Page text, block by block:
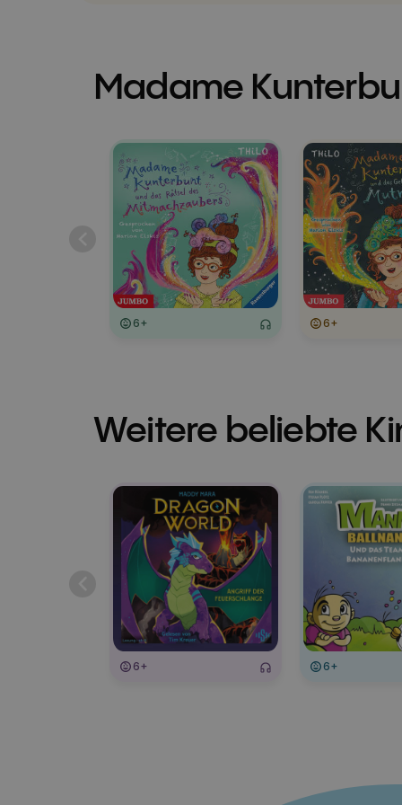
Madame
6+ 6+
Weitere beliebte
6+ 6+